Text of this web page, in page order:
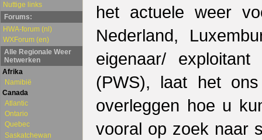
Nuttige links
Forums:
HWA-forum (nl)
WXForum (en)
Alle Regionale Weer
Netwerken
Afrika
Namibië
Canada
Atlantic
Ontario
Quebec
Saskatchewan
het actuele weer
Nederland,
eigenaar/
(PWS), laat het
overleggen hoe u
vooral op zoek naar